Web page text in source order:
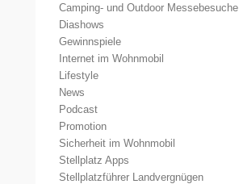
Camping- und Outdoor Messebesuche
Diashows
Gewinnspiele
Internet im Wohnmobil
Lifestyle
News
Podcast
Promotion
Sicherheit im Wohnmobil
Stellplatz Apps
Stellplatzführer Landvergnügen